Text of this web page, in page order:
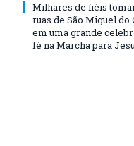
Milhares de fiéis
ruas de São Miguel do
em uma grande
fé na Marcha para